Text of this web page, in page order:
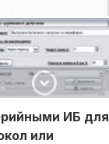
ИБ для
или